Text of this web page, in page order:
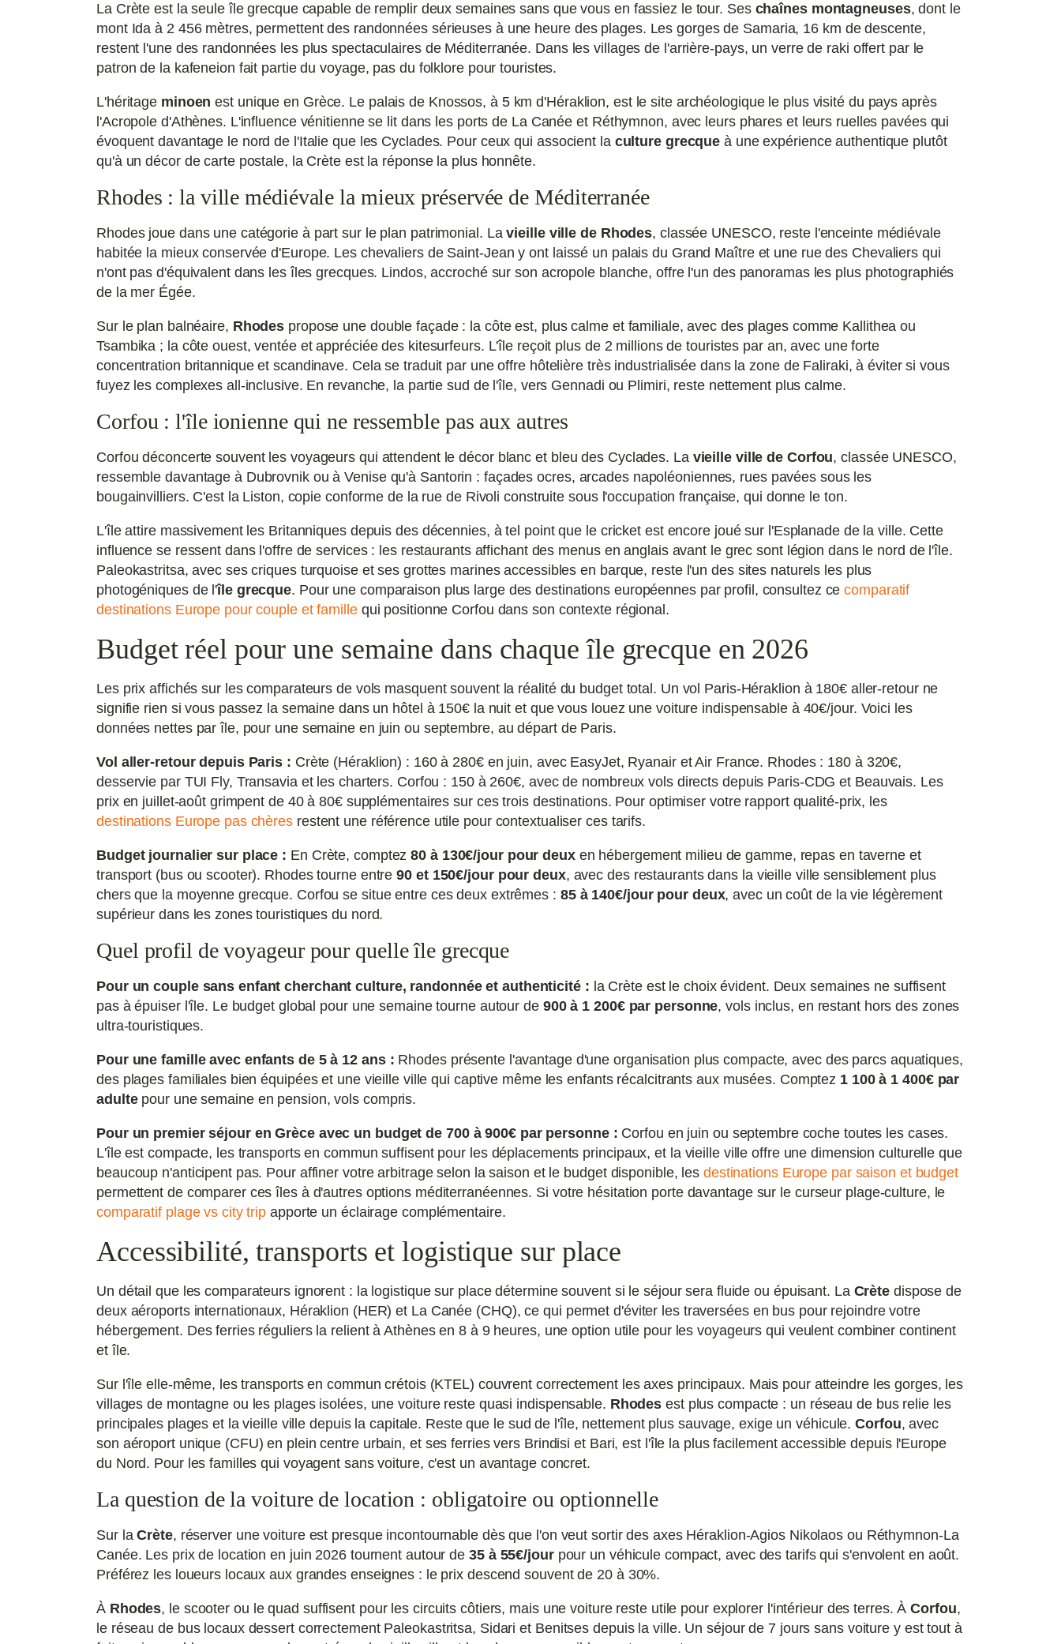
La Crète est la seule île grecque capable de remplir deux semaines sans que vous en fassiez le tour. Ses chaînes montagneuses, dont le
mont Ida à 2 456 mètres, permettent des randonnées sérieuses à une heure des plages. Les gorges de Samaria, 16 km de descente,
restent l'une des randonnées les plus spectaculaires de Méditerranée. Dans les villages de l'arrière-pays, un verre de raki offert par le
patron de la kafeneion fait partie du voyage, pas du folklore pour touristes.
L'héritage minoen est unique en Grèce. Le palais de Knossos, à 5 km d'Héraklion, est le site archéologique le plus visité du pays après
l'Acropole d'Athènes. L'influence vénitienne se lit dans les ports de La Canée et Réthymnon, avec leurs phares et leurs ruelles pavées qui
évoquent davantage le nord de l'Italie que les Cyclades. Pour ceux qui associent la culture grecque à une expérience authentique plutôt
qu'à un décor de carte postale, la Crète est la réponse la plus honnête.
Rhodes : la ville médiévale la mieux préservée de Méditerranée
Rhodes joue dans une catégorie à part sur le plan patrimonial. Lavieille ville de Rhodes, classée UNESCO, reste l'enceinte médiévale
habitée la mieux conservée d'Europe. Les chevaliers de Saint-Jean y ont laissé un palais du Grand Maître et une rue des Chevaliers qui
n'ont pas d'équivalent dans les îles grecques. Lindos, accroché sur son acropole blanche, offre l'un des panoramas les plus photographiés
de la mer Égée.
Sur le plan balnéaire, Rhodes propose une double façade : la côte est, plus calme et familiale, avec des plages comme Kallithea ou
Tsambika ; la côte ouest, ventée et appréciée des kitesurfeurs. L'île reçoit plus de 2 millions de touristes par an, avec une forte
concentration britannique et scandinave. Cela se traduit par une offre hôtelière très industrialisée dans la zone de Faliraki, à éviter si vous
fuyez les complexes all-inclusive. En revanche, la partie sud de l'île, vers Gennadi ou Plimiri, reste nettement plus calme.
Corfou : l'île ionienne qui ne ressemble pas aux autres
Corfou déconcerte souvent les voyageurs qui attendent le décor blanc et bleu des Cyclades. La vieille ville de Corfou, classée UNESCO,
ressemble davantage à Dubrovnik ou à Venise qu'à Santorin : façades ocres, arcades napoléoniennes, rues pavées sous les
bougainvilliers. C'est la Liston, copie conforme de la rue de Rivoli construite sous l'occupation française, qui donne le ton.
L'île attire massivement les Britanniques depuis des décennies, à tel point que le cricket est encore joué sur l'Esplanade de la ville. Cette
influence se ressent dans l'offre de services : les restaurants affichant des menus en anglais avant le grec sont légion dans le nord de l'île.
Paleokastritsa, avec ses criques turquoise et ses grottes marines accessibles en barque, reste l'un des sites naturels les plus
photogéniques de l'île grecque. Pour une comparaison plus large des destinations européennes par profil, consultez cecomparatif
destinations Europe pour couple et famillequi positionne Corfou dans son contexte régional.
Budget réel pour une semaine dans chaque île grecque en 2026
Les prix affichés sur les comparateurs de vols masquent souvent la réalité du budget total. Un vol Paris-Héraklion à 180€ aller-retour ne
signifie rien si vous passez la semaine dans un hôtel à 150€ la nuit et que vous louez une voiture indispensable à 40€/jour. Voici les
données nettes par île, pour une semaine en juin ou septembre, au départ de Paris.
Vol aller-retour depuis Paris : Crète (Héraklion) : 160 à 280€ en juin, avec EasyJet, Ryanair et Air France. Rhodes : 180 à 320€,
desservie par TUI Fly, Transavia et les charters. Corfou : 150 à 260€, avec de nombreux vols directs depuis Paris-CDG et Beauvais. Les
prix en juillet-août grimpent de 40 à 80€ supplémentaires sur ces trois destinations. Pour optimiser votre rapport qualité-prix, les
destinations Europe pas chères restent une référence utile pour contextualiser ces tarifs.
Budget journalier sur place : En Crète, comptez80 à 130€/jour pour deuxen hébergement milieu de gamme, repas en taverne et
transport (bus ou scooter). Rhodes tourne entre90 et 150€/jour pour deux, avec des restaurants dans la vieille ville sensiblement plus
chers que la moyenne grecque. Corfou se situe entre ces deux extrêmes : 85 à 140€/jour pour deux, avec un coût de la vie légèrement
supérieur dans les zones touristiques du nord.
Quel profil de voyageur pour quelle île grecque
Pour un couple sans enfant cherchant culture, randonnée et authenticité : la Crète est le choix évident. Deux semaines ne suffisent
pas à épuiser l'île. Le budget global pour une semaine tourne autour de 900 à 1 200€ par personne, vols inclus, en restant hors des zones
ultra-touristiques.
Pour une famille avec enfants de 5 à 12 ans : Rhodes présente l'avantage d'une organisation plus compacte, avec des parcs aquatiques,
des plages familiales bien équipées et une vieille ville qui captive même les enfants récalcitrants aux musées. Comptez 1 100 à 1 400€ par
adultepour une semaine en pension, vols compris.
Pour un premier séjour en Grèce avec un budget de 700 à 900€ par personne : Corfou en juin ou septembre coche toutes les cases.
L'île est compacte, les transports en commun suffisent pour les déplacements principaux, et la vieille ville offre une dimension culturelle que
beaucoup n'anticipent pas. Pour affiner votre arbitrage selon la saison et le budget disponible, les destinations Europe par saison et budget
permettent de comparer ces îles à d'autres options méditerranéennes. Si votre hésitation porte davantage sur le curseur plage-culture, le
comparatif plage vs city trip apporte un éclairage complémentaire.
Accessibilité, transports et logistique sur place
Un détail que les comparateurs ignorent : la logistique sur place détermine souvent si le séjour sera fluide ou épuisant. La Crète dispose de
deux aéroports internationaux, Héraklion (HER) et La Canée (CHQ), ce qui permet d'éviter les traversées en bus pour rejoindre votre
hébergement. Des ferries réguliers la relient à Athènes en 8 à 9 heures, une option utile pour les voyageurs qui veulent combiner continent
et île.
Sur l'île elle-même, les transports en commun crétois (KTEL) couvrent correctement les axes principaux. Mais pour atteindre les gorges, les
villages de montagne ou les plages isolées, une voiture reste quasi indispensable. Rhodes est plus compacte : un réseau de bus relie les
principales plages et la vieille ville depuis la capitale. Reste que le sud de l'île, nettement plus sauvage, exige un véhicule.Corfou, avec
son aéroport unique (CFU) en plein centre urbain, et ses ferries vers Brindisi et Bari, est l'île la plus facilement accessible depuis l'Europe
du Nord. Pour les familles qui voyagent sans voiture, c'est un avantage concret.
La question de la voiture de location : obligatoire ou optionnelle
Sur laCrète, réserver une voiture est presque incontournable dès que l'on veut sortir des axes Héraklion-Agios Nikolaos ou Réthymnon-La
Canée. Les prix de location en juin 2026 tournent autour de 35 à 55€/jourpour un véhicule compact, avec des tarifs qui s'envolent en août.
Préférez les loueurs locaux aux grandes enseignes : le prix descend souvent de 20 à 30%.
À Rhodes, le scooter ou le quad suffisent pour les circuits côtiers, mais une voiture reste utile pour explorer l'intérieur des terres. ÀCorfou,
le réseau de bus locaux dessert correctement Paleokastritsa, Sidari et Benitses depuis la ville. Un séjour de 7 jours sans voiture y est tout à